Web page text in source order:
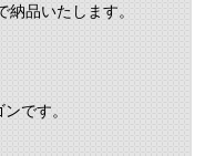
品いたします。
です。